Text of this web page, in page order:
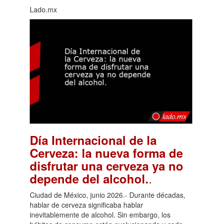
Lado.mx
Día Internacional de la
Cerveza: la nueva forma de
disfrutar una cerveza ya no
depende del alcohol..
Ciudad de México, junio 2026.- Durante décadas,
hablar de cerveza significaba hablar
inevitablemente de alcohol. Sin embargo, los